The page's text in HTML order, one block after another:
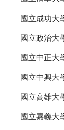
國立成功大
國立政治大
國立中正大
國立中興大
國立高雄大
國立嘉義大